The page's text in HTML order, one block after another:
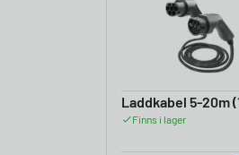
Laddkabel 5-20m
Finns i lager